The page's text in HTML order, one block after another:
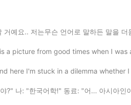
어했지만 3시간 더 등 산을 해야 했
까지(450 M) 걸어가는 계획이 있
언어로 말하든 말을 더듬어요 평생 이렇게 말 더듬을 것 같
a picture from good times when I
here I'm stuck in a dilemma whether
국어학!" 동료: "어... 아시아인이 되고 싶으니..?" 나: